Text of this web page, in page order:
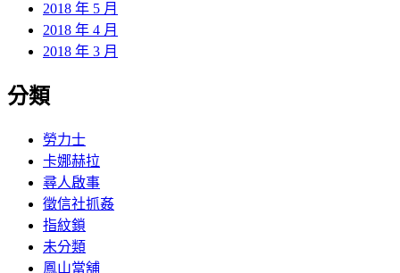
2018 年 5 月
2018 年 4 月
2018 年 3 月
分類
勞力士
卡娜赫拉
尋人啟事
徵信社抓姦
指紋鎖
未分類
鳳山當舖